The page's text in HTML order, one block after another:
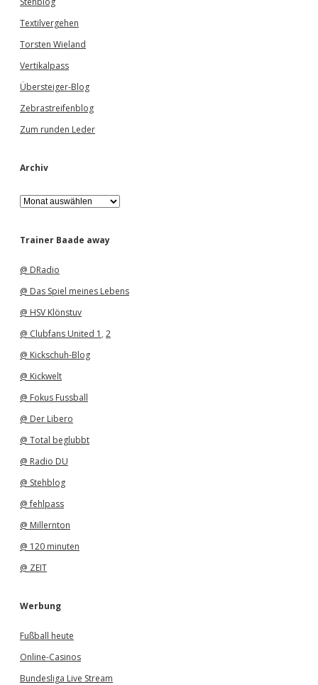
Textilvergehen
Torsten Wieland
Vertikalpass
Übersteiger-Blog
Zebrastreifenblog
Zum runden Leder
Archiv
A
r
h
Trainer Baade away
@ DRadio
@ Das Spiel meines Lebens
@ HSV Klönstuv
@ Clubfans United 1 , 2
@ Kickschuh-Blog
@ Kickwelt
@ Fokus Fussball
@ Der Libero
@ Total beglubbt
@ Radio DU
@ Stehblog
@ fehlpass
@ Millernton
@ 120 minuten
@ ZEIT
Werbung
Fußball heute
Online-Casinos
Bundesliga Live Stream